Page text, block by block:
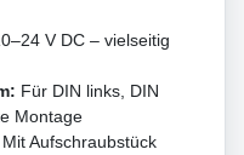
V DC – vielseitig
Für DIN links, DIN
Montage
Mit Aufschraubstück